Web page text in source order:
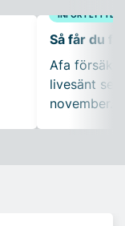
INFÖR FLYTTEN
Så får du
Afa
livesänt
november.